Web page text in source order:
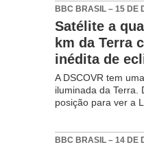
BBC BRASIL – 15 DE
Satélite a
km da Terra
inédita de
A DSCOVR tem
iluminada da Terra.
posição para ver a
BBC BRASIL – 14 DE